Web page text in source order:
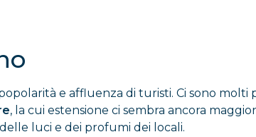
e affluenza di turisti. Ci sono molti
, la cui estensione ci sembra ancora
luci e dei profumi dei locali.